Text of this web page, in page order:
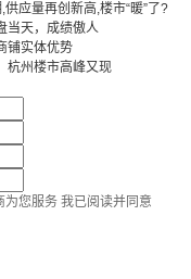
应量再创新高,楼市“暖”了?
当天，成绩傲人
铺实体优势
杭州楼市高峰又现
为您服务 我已阅读并同意